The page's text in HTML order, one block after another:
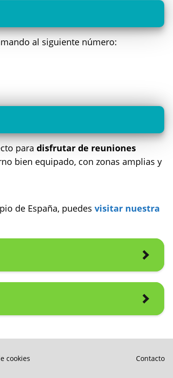
al siguiente número:
para disfrutar de reuniones
bien equipado, con zonas amplias y
de España, puedes visitar nuestra
cookies Contacto